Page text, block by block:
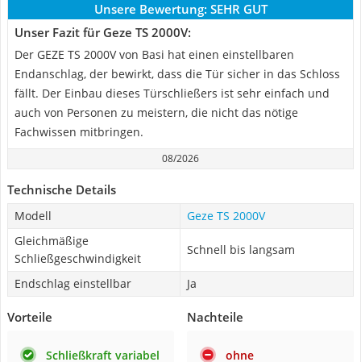
Unsere Bewertung: SEHR GUT
Unser Fazit für Geze TS 2000V:
Der GEZE TS 2000V von Basi hat einen einstellbaren
Endanschlag, der bewirkt, dass die Tür sicher in das Schloss
fällt. Der Einbau dieses Türschließers ist sehr einfach und
auch von Personen zu meistern, die nicht das nötige
Fachwissen mitbringen.
08/2026
Technische Details
Modell
Geze TS 2000V
Gleichmäßige
Schließgeschwindigkeit
Schnell bis langsam
Endschlag einstellbar Ja
Vorteile
Schließkraft variabel
Nachteile
ohne